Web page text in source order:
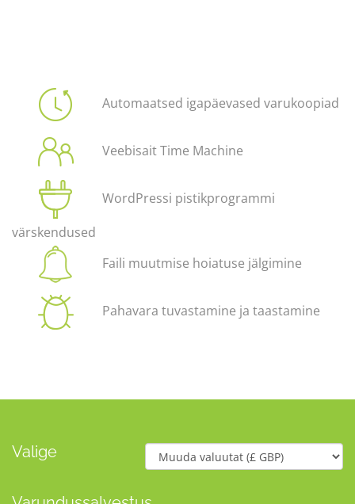
Automaatsed igapäevased varukoopiad
Veebisait Time Machine
WordPressi pistikprogrammi
värskendused
Faili muutmise hoiatuse jälgimine
Pahavara tuvastamine ja taastamine
Valige